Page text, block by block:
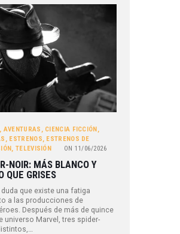
, AVENTURAS , CIENCIA FICCIÓN ,
, ESTRENOS, ESTRENOS DE
, TELEVISIÓN ON 11/06/2026
NOIR: MÁS BLANCO Y
QUE GRISES
duda que existe una fatiga
a las producciones de
Después de más de quince
universo Marvel, tres spider-